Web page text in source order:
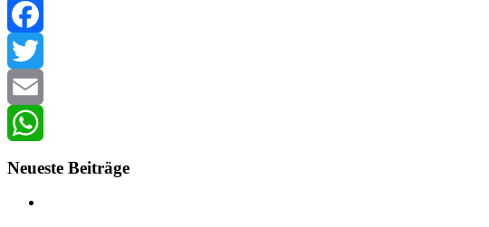
Facebook
Twitter
Email
WhatsApp
Neueste Beiträge